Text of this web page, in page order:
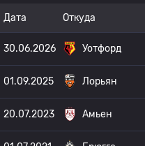
Дата Откуда
30.06.2026 Уотфорд
01.09.2025 Лорьян
20.07.2023 Амьен